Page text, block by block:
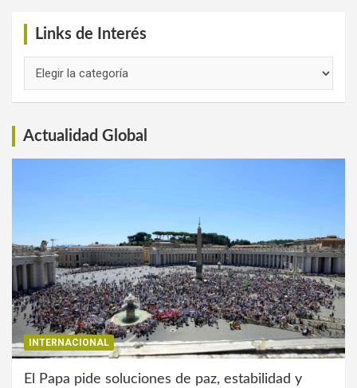
Links de Interés
Actualidad Global
INTERNACIONAL
El Papa pide soluciones de paz, estabilidad y